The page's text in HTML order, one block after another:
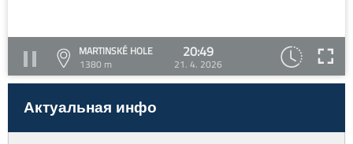
MARTINSKÉ HOLE
1380 m
20:49
21. 4. 2026
Актуальная инфо